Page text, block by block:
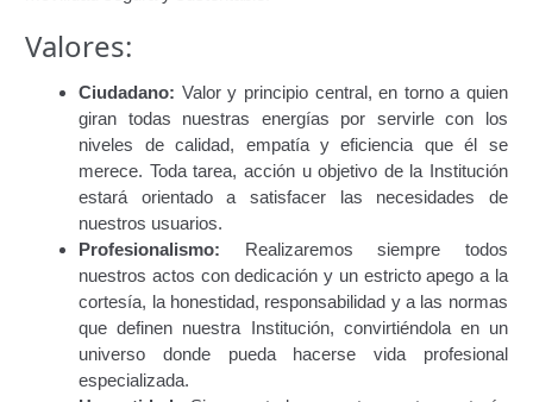
Estructura Organizativa del INTT
Homologación
Autorización de Circulación Para Unidades Que
Transportan Mercancía De Alto Riesgo.
Constancia De Cumplimiento Sobre Homologación
Para Vehículos Importados.
Constancia de cumplimiento sobre la composición
y ubicación Número de Identificación vehicular (NIV).
Valores:
Ciudadano: Valor y principio central, en torno a quien
giran todas nuestras energías por servirle con los
niveles de calidad, empatía y eficiencia que él se
merece. Toda tarea, acción u objetivo de la Institución
estará orientado a satisfacer las necesidades de
nuestros usuarios.
Profesionalismo: Realizaremos siempre todos
nuestros actos con dedicación y un estricto apego a la
cortesía, la honestidad, responsabilidad y a las normas
que definen nuestra Institución, convirtiéndola en un
universo donde pueda hacerse vida profesional
especializada.